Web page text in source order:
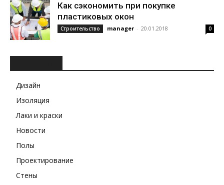
Как сэкономить при покупке
пластиковых окон
Строительство manager - 20.01.2018 0
Дизайн
Изоляция
Лаки и краски
Новости
Полы
Проектирование
Стены